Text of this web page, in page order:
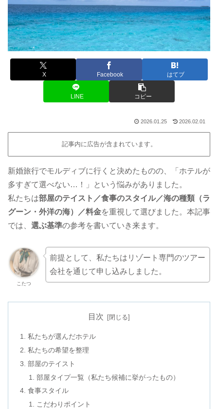
X Facebook はてブ
LINE コピー
2026.01.25 2026.02.01
記事内に広告が含まれています。
新婚旅行でモルディブに行くと決めたものの、「ホテルが
多すぎて選べない…！」という悩みがありました。
私たちは部屋のテイスト／食事のスタイル／海の種類（ラ
グーン・外洋の海）／料金を重視して選びました。本記事
では、 選ぶ基準の参考を書いていき来ます。
こたつ
前提として、私たちはリゾート専門のツアー
会社を通じて申し込みしました。
目次
私たちが選んだホテル
私たちの希望を整理
部屋のテイスト
部屋タイプ一覧（私たち候補に挙がったもの）
食事スタイル
こだわりポイント